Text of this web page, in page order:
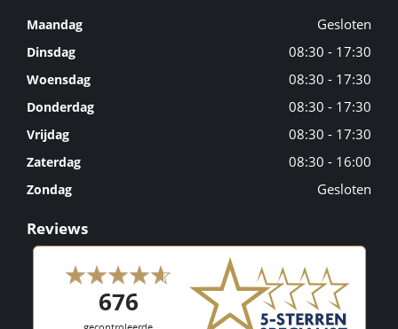
Maandag Gesloten
Dinsdag 08:30 - 17:30
Woensdag 08:30 - 17:30
Donderdag 08:30 - 17:30
Vrijdag 08:30 - 17:30
Zaterdag 08:30 - 16:00
Zondag Gesloten
Reviews